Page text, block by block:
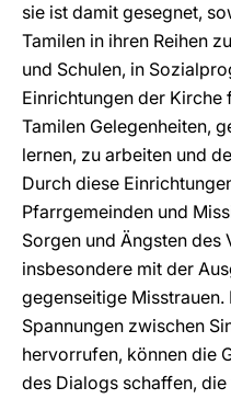
sie ist damit gesegnet,
Tamilen in ihren Reihen
und Schulen, in
Einrichtungen der Kirche
Tamilen Gelegenheiten,
lernen, zu arbeiten und
Durch diese
Pfarrgemeinden und
Sorgen und Ängsten des
insbesondere mit der
gegenseitige Misstrauen.
Spannungen zwischen
hervorrufen, können die
des Dialogs schaffen,